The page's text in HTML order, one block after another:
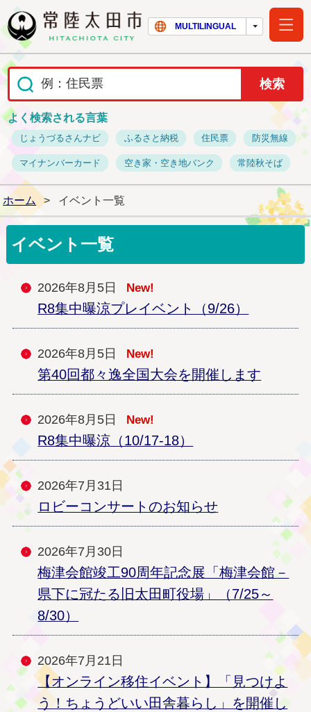
常陸太田市ホー
MULTILINGUAL
よく検索される言葉
じょうづるさんナビ ふるさと納税 住民票 防災無線
マイナンバーカード 空き家・空き地バンク 常陸秋そば
ホーム > イベント一覧
イベント一覧
2026年8月5日 New!
R8集中曝涼プレイベント（9/26）
2026年8月5日 New!
第40回都々逸全国大会を開催します
2026年8月5日 New!
R8集中曝涼（10/17-18）
2026年7月31日
ロビーコンサートのお知らせ
2026年7月30日
梅津会館竣工90周年記念展「梅津会館－
県下に冠たる旧太田町役場」（7/25～
8/30）
2026年7月21日
【オンライン移住イベント】「見つけよ
う！ちょうどいい田舎暮らし」を開催し